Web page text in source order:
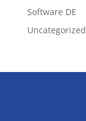
Software DE
Uncategorized